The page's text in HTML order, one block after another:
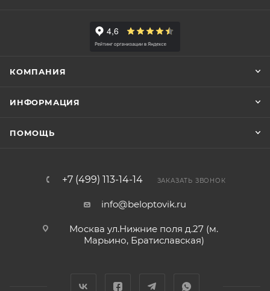
КОМПАНИЯ
ИНФОРМАЦИЯ
ПОМОЩЬ
+7 (499) 113-14-14 ЗАКАЗАТЬ ЗВОНОК
info@beloptovik.ru
Москва ул.Нижние поля д.27 (м.
Марьино, Братиславская)